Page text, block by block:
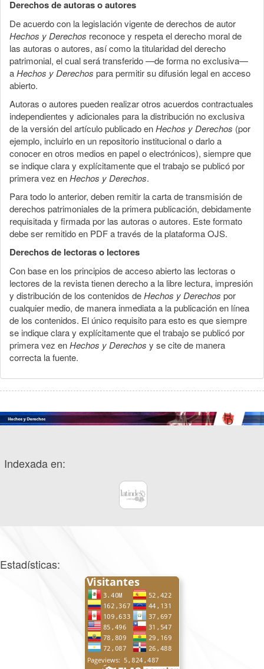
Derechos de autoras o autores
De acuerdo con la legislación vigente de derechos de autor
Hechos y Derechos reconoce y respeta el derecho moral de
las autoras o autores, así como la titularidad del derecho
patrimonial, el cual será transferido —de forma no exclusiva—
aHechos y Derechos para permitir su difusión legal en acceso
abierto.
Autoras o autores pueden realizar otros acuerdos contractuales
independientes y adicionales para la distribución no exclusiva
de la versión del artículo publicado enHechos y Derechos (por
ejemplo, incluirlo en un repositorio institucional o darlo a
conocer en otros medios en papel o electrónicos), siempre que
se indique clara y explícitamente que el trabajo se publicó por
primera vez enHechos y Derechos.
Para todo lo anterior, deben remitir la carta de transmisión de
derechos patrimoniales de la primera publicación, debidamente
requisitada y firmada por las autoras o autores. Este formato
debe ser remitido en PDF a través de la plataforma OJS.
Derechos de lectoras o lectores
Con base en los principios de acceso abierto las lectoras o
lectores de la revista tienen derecho a la libre lectura, impresión
y distribución de los contenidos deHechos y Derechos por
cualquier medio, de manera inmediata a la publicación en línea
de los contenidos. El único requisito para esto es que siempre
se indique clara y explícitamente que el trabajo se publicó por
primera vez enHechos y Derechos y se cite de manera
correcta la fuente.
Indexada en:
Estadísticas: